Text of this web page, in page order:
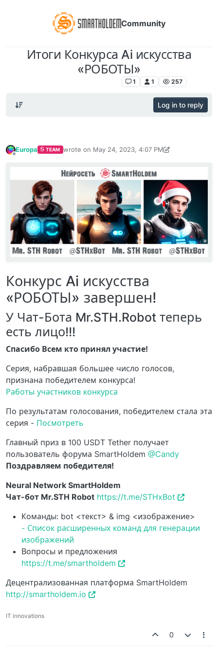
Community
Итоги Конкурса Ai искусства
«РОБОТЫ»
1 1 257
Log in to reply
Europa TEAM wrote on May 24, 2023, 4:07 PM
last edited by EuropaMay 24, 2023, 4:08 PM
Конкурс Ai искусства
«РОБОТЫ» завершен!
У Чат-Бота Mr.STH.Robot теперь
есть лицо!!!
Спасибо Всем кто принял участие!
Серия, набравшая большее число голосов,
признана победителем конкурса!
Работы участников конкурса
По результатам голосования, победителем стала эта
серия - Посмотреть
Главный приз в 100 USDT Tether получает
пользователь форума SmartHoldem @Candy
Поздравляем победителя!
Neural Network SmartHoldem
Чат-бот Mr.STH Robot https://t.me/STHxBot
Команды: bot <текст> & img <изображение>
- Список расширенных команд для генерации
изображений
Вопросы и предложения
https://t.me/smartholdem
Децентрализованная платформа SmartHoldem
http://smartholdem.io
IT innovations
0